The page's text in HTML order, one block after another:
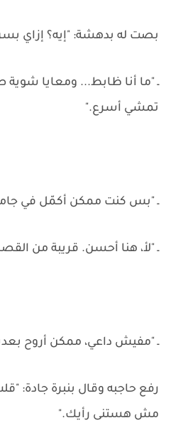
بصت له بدهشة: "إيه؟ إزاي
ـ "ما أنا ظابط... ومعايا شوية
تمشي أسرع."
ـ "بس كنت ممكن أكمّل في
ـ "لأ، هنا أحسن. قريبة من
ـ "مفيش داعي، ممكن أروح
رفع حاجبه وقال بنبرة جادة:
مش هستنى رأيك."